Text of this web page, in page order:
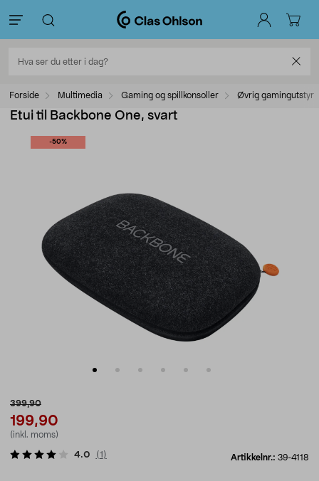
Forside Multimedia Gaming og spillkonsoller Øvrig gamingutstyr
Etui til Backbone One, svart
-50%
399,90
199,90
(inkl. moms)
Artikkelnr.: 39-4118
4.0 (1 )